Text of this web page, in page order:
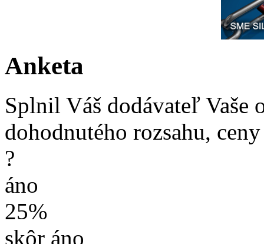
Anketa
Splnil Váš dodávateľ Vaše
dohodnutého rozsahu,
?
áno
25%
skôr áno